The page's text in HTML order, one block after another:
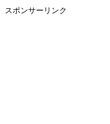
スポンサーリンク